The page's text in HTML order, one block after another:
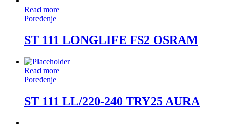
Read more
Poređenje
ST 111 LONGLIFE FS2 OSRAM
Read more
Poređenje
ST 111 LL/220-240 TRY25 AURA